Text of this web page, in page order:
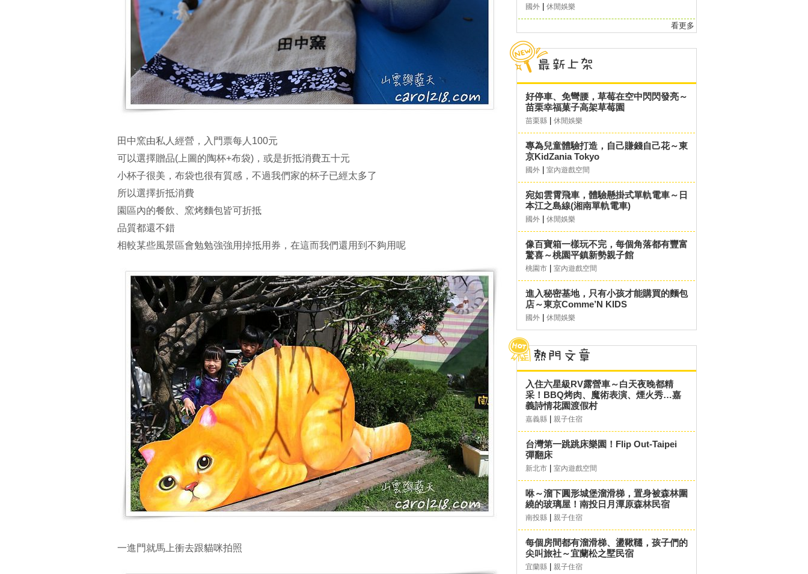
田中窯由私人經營，入門票每人100元
可以選擇贈品(上圖的陶杯+布袋)，或是折抵消費五十元
小杯子很美，布袋也很有質感，不過我們家的杯子已經太多了
所以選擇折抵消費
園區內的餐飲、窯烤麵包皆可折抵
品質都還不錯
相較某些風景區會勉勉強強用掉抵用券，在這而我們還用到不夠用呢
一進門就馬上衝去跟貓咪拍照
國外 休閒娛樂
看更多
好停車、免彎腰，草莓在空中閃閃發亮～
苗栗幸福菓子高架草莓園
苗栗縣 休閒娛樂
專為兒童體驗打造，自己賺錢自己花～東
京KidZania Tokyo
國外 室內遊戲空間
宛如雲霄飛車，體驗懸掛式單軌電車～日
本江之島線(湘南單軌電車)
國外 休閒娛樂
像百寶箱一樣玩不完，每個角落都有豐富
驚喜～桃園平鎮新勢親子館
桃園市 室內遊戲空間
進入秘密基地，只有小孩才能購買的麵包
店～東京Comme’N KIDS
國外 休閒娛樂
入住六星級RV露營車～白天夜晚都精
采！BBQ烤肉、魔術表演、煙火秀…嘉
義詩情花園渡假村
嘉義縣 親子住宿
台灣第一跳跳床樂園！Flip Out-Taipei
彈翻床
新北市 室內遊戲空間
咻～溜下圓形城堡溜滑梯，置身被森林圍
繞的玻璃屋！南投日月潭原森林民宿
南投縣 親子住宿
每個房間都有溜滑梯、盪鞦韆，孩子們的
尖叫旅社～宜蘭松之墅民宿
宜蘭縣 親子住宿